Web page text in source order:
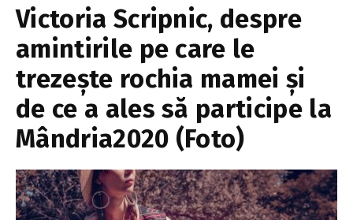
Victoria Scripnic, despre
amintirile pe care le
trezește rochia mamei și
de ce a ales să participe la
Mândria2020 (Foto)